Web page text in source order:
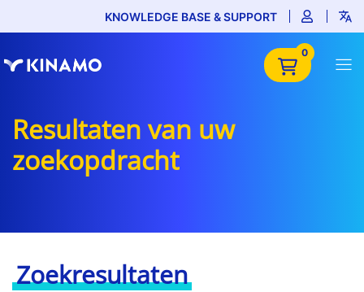
KNOWLEDGE BASE & SUPPORT
0
Resultaten van uw
zoekopdracht
Zoekresultaten